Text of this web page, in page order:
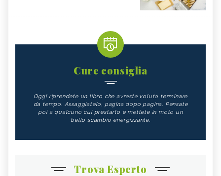
Cure consiglia
Oggi riprendete un libro che avreste voluto terminare
da tempo. Assaggiatelo, pagina dopo pagina. Pensate
poi a qualcuno cui prestarlo e mettete in moto un
bello scambio energizzante.
Trova Esperto